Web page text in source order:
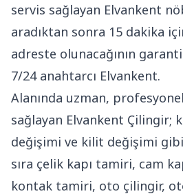
servis sağlayan Elvankent
aradıktan sonra 15 dakika
adreste olunacağının
7/24 anahtarcı Elvankent.
Alanında uzman,
sağlayan Elvankent Çilingir;
değişimi ve kilit değişimi
sıra çelik kapı tamiri, cam
kontak tamiri, oto çilingir,